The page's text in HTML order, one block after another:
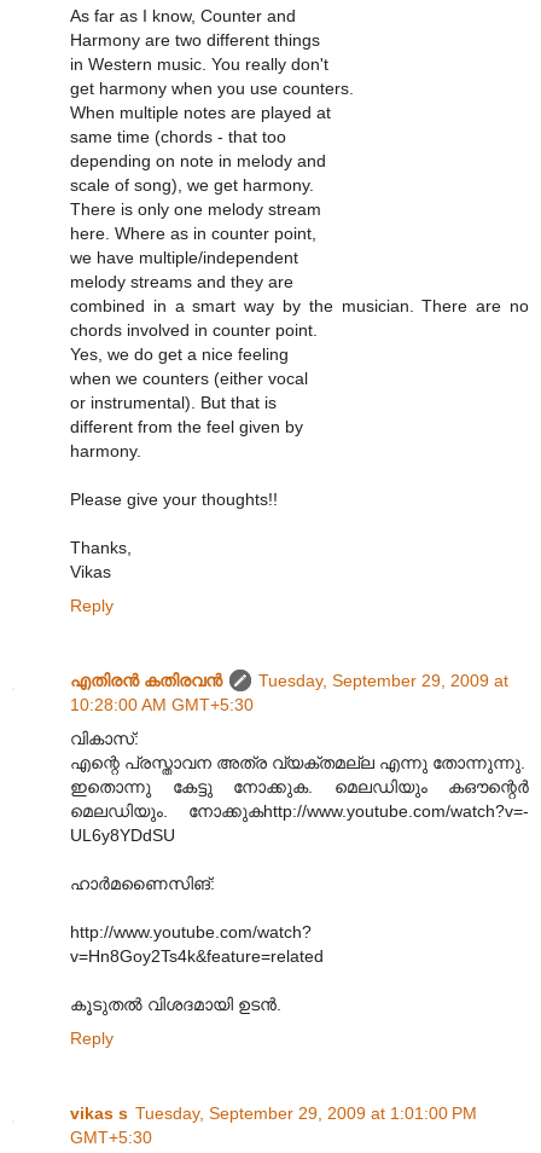
As far as I know, Counter and
Harmony are two different things
in Western music. You really don't
get harmony when you use counters.
When multiple notes are played at
same time (chords - that too
depending on note in melody and
scale of song), we get harmony.
There is only one melody stream
here. Where as in counter point,
we have multiple/independent
melody streams and they are
combined in a smart way by the musician. There are no
chords involved in counter point.
Yes, we do get a nice feeling
when we counters (either vocal
or instrumental). But that is
different from the feel given by
harmony.
Please give your thoughts!!
Thanks,
Vikas
Reply
എതിരന്‍ കതിരവന്‍
Tuesday, September 29, 2009 at
10:28:00 AM GMT+5:30
വികാസ്:
എന്റെ പ്രസ്താവന അത്ര വ്യക്തമല്ല എന്നു തോന്നുന്നു.
ഇതൊന്നു കേട്ടു നോക്കുക. മെലഡിയും കഔന്റെർ
മെലഡിയും. നോക്കുകhttp://www.youtube.com/watch?v=-
UL6y8YDdSU
ഹാർമണൈസിങ്:
http://www.youtube.com/watch?
v=Hn8Goy2Ts4k&feature=related
കൂടുതൽ വിശദമായി ഉടൻ.
Reply
vikas s Tuesday, September 29, 2009 at 1:01:00 PM
GMT+5:30